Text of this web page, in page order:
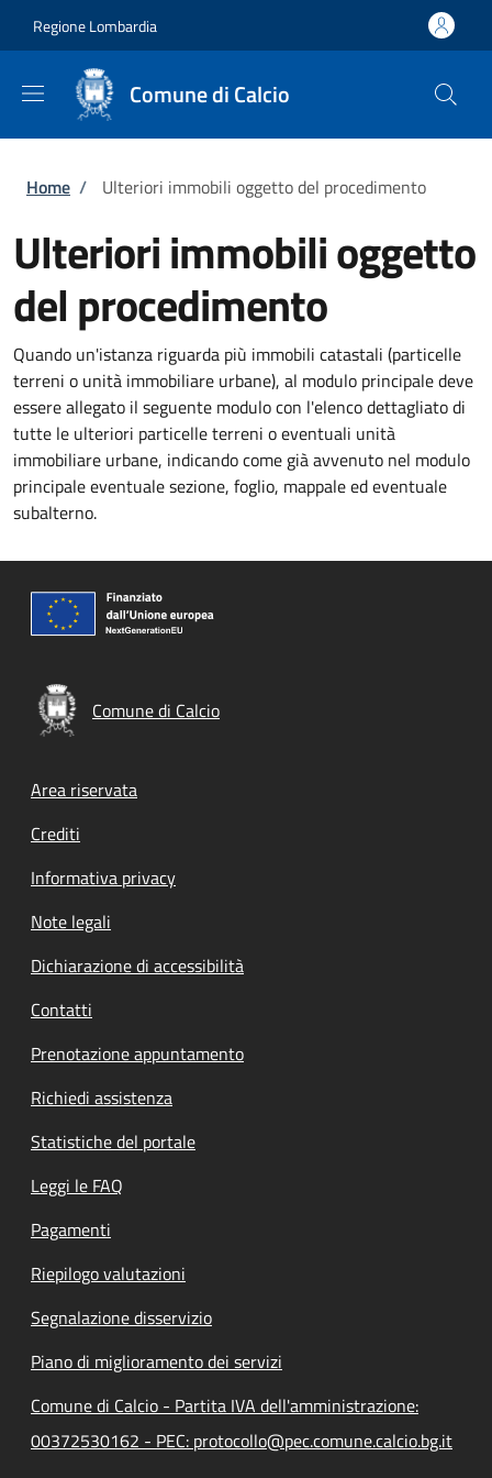
Regione Lombardia
Comune di Calcio
Briciole di pane
Home / Ulteriori immobili oggetto del procedimento
Ulteriori immobili oggetto
del procedimento
Quando un'istanza riguarda più immobili catastali (particelle
terreni o unità immobiliare urbane), al modulo principale deve
essere allegato il seguente modulo con l'elenco dettagliato di
tutte le ulteriori particelle terreni o eventuali unità
immobiliare urbane, indicando come già avvenuto nel modulo
principale eventuale sezione, foglio, mappale ed eventuale
subalterno.
Comune di Calcio
Footer menu
Area riservata
Crediti
Informativa privacy
Note legali
Dichiarazione di accessibilità
Contatti
Prenotazione appuntamento
Richiedi assistenza
Statistiche del portale
Leggi le FAQ
Pagamenti
Riepilogo valutazioni
Segnalazione disservizio
Piano di miglioramento dei servizi
Comune di Calcio - Partita IVA dell'amministrazione:
00372530162 - PEC: protocollo@pec.comune.calcio.bg.it